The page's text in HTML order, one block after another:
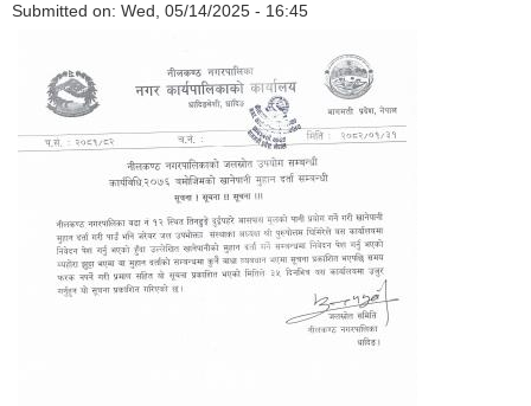
Submitted on: Wed, 05/14/2025 - 16:45